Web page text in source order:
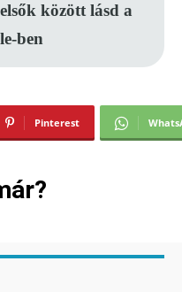
között lásd a
ben
Pinterest